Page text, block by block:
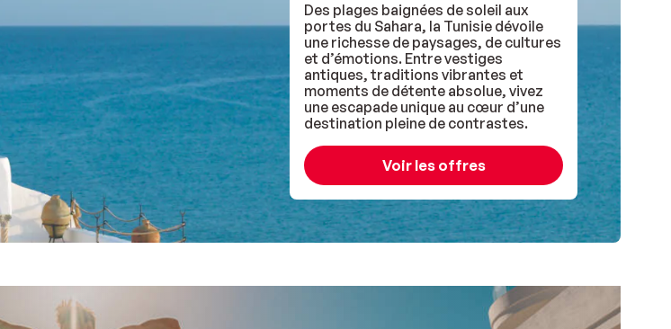
Des plages baignées de soleil aux
portes du Sahara, la Tunisie dévoile
une richesse de paysages, de cultures
et d’émotions. Entre vestiges
antiques, traditions vibrantes et
moments de détente absolue, vivez
une escapade unique au cœur d’une
destination pleine de contrastes.
Voir les offres